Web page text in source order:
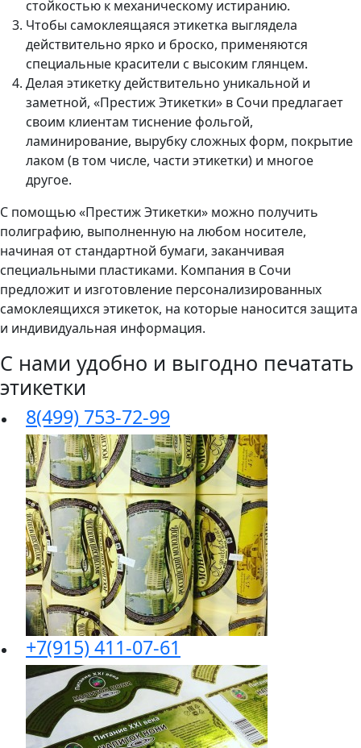
стойкостью к механическому истиранию.
Чтобы самоклеящаяся этикетка выглядела
действительно ярко и броско, применяются
специальные красители с высоким глянцем.
Делая этикетку действительно уникальной и
заметной, «Престиж Этикетки» в Сочи предлагает
своим клиентам тиснение фольгой,
ламинирование, вырубку сложных форм, покрытие
лаком (в том числе, части этикетки) и многое
другое.
С помощью «Престиж Этикетки» можно получить
полиграфию, выполненную на любом носителе,
начиная от стандартной бумаги, заканчивая
специальными пластиками. Компания в Сочи
предложит и изготовление персонализированных
самоклеящихся этикеток, на которые наносится защита
и индивидуальная информация.
С нами удобно и выгодно печатать
этикетки
8(499) 753-72-99
+7(915) 411-07-61